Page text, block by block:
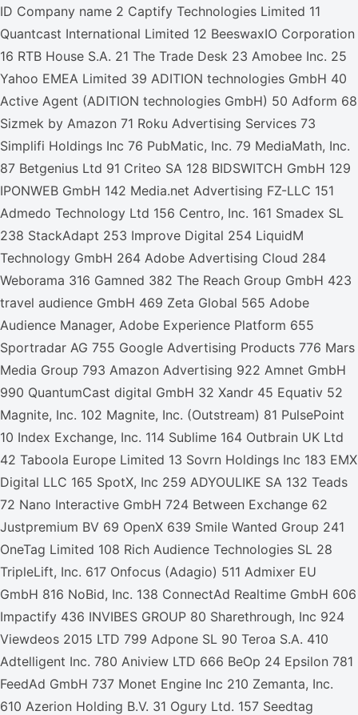
ID Company name 2 Captify Technologies Limited 11
Quantcast International Limited 12 BeeswaxIO Corporation
16 RTB House S.A. 21 The Trade Desk 23 Amobee Inc. 25
Yahoo EMEA Limited 39 ADITION technologies GmbH 40
Active Agent (ADITION technologies GmbH) 50 Adform 68
Sizmek by Amazon 71 Roku Advertising Services 73
Simplifi Holdings Inc 76 PubMatic, Inc. 79 MediaMath, Inc.
87 Betgenius Ltd 91 Criteo SA 128 BIDSWITCH GmbH 129
IPONWEB GmbH 142 Media.net Advertising FZ-LLC 151
Admedo Technology Ltd 156 Centro, Inc. 161 Smadex SL
238 StackAdapt 253 Improve Digital 254 LiquidM
Technology GmbH 264 Adobe Advertising Cloud 284
Weborama 316 Gamned 382 The Reach Group GmbH 423
travel audience GmbH 469 Zeta Global 565 Adobe
Audience Manager, Adobe Experience Platform 655
Sportradar AG 755 Google Advertising Products 776 Mars
Media Group 793 Amazon Advertising 922 Amnet GmbH
990 QuantumCast digital GmbH 32 Xandr 45 Equativ 52
Magnite, Inc. 102 Magnite, Inc. (Outstream) 81 PulsePoint
10 Index Exchange, Inc. 114 Sublime 164 Outbrain UK Ltd
42 Taboola Europe Limited 13 Sovrn Holdings Inc 183 EMX
Digital LLC 165 SpotX, Inc 259 ADYOULIKE SA 132 Teads
72 Nano Interactive GmbH 724 Between Exchange 62
Justpremium BV 69 OpenX 639 Smile Wanted Group 241
OneTag Limited 108 Rich Audience Technologies SL 28
TripleLift, Inc. 617 Onfocus (Adagio) 511 Admixer EU
GmbH 816 NoBid, Inc. 138 ConnectAd Realtime GmbH 606
Impactify 436 INVIBES GROUP 80 Sharethrough, Inc 924
Viewdeos 2015 LTD 799 Adpone SL 90 Teroa S.A. 410
Adtelligent Inc. 780 Aniview LTD 666 BeOp 24 Epsilon 781
FeedAd GmbH 737 Monet Engine Inc 210 Zemanta, Inc.
610 Azerion Holding B.V. 31 Ogury Ltd. 157 Seedtag